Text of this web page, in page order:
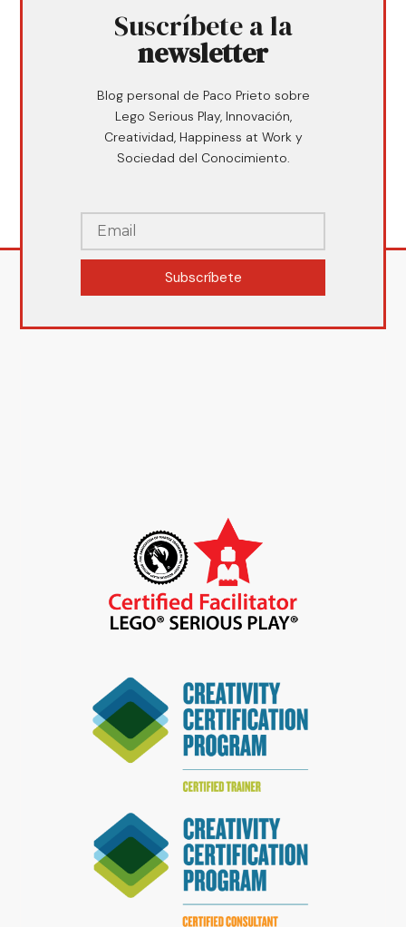
Suscríbete a la
newsletter
Blog personal de Paco Prieto sobre
Lego Serious Play, Innovación,
Creatividad, Happiness at Work y
Sociedad del Conocimiento.
Subscríbete